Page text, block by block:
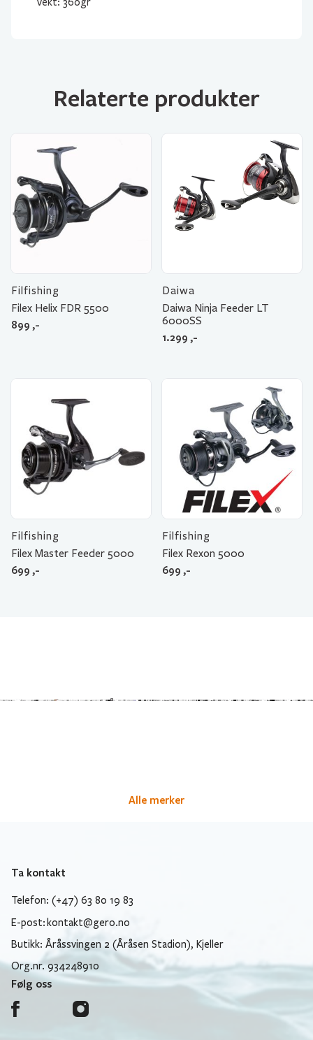
Relaterte produkter
Filfishing
Filex Helix FDR 5500
899 ,-
Daiwa
Daiwa Ninja Feeder LT
6000SS
1.299 ,-
Filfishing
Filex Master Feeder 5000
699 ,-
Filfishing
Filex Rexon 5000
699 ,-
Alle merker
Ta kontakt
Telefon: (+47) 63 80 19 83
E-post: kontakt@gero.no
Butikk: Åråssvingen 2 (Åråsen Stadion), Kjeller
Org.nr. 934248910
Følg oss